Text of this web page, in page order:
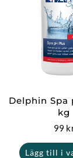
Delphin Spa
kg
99
Lägg till i